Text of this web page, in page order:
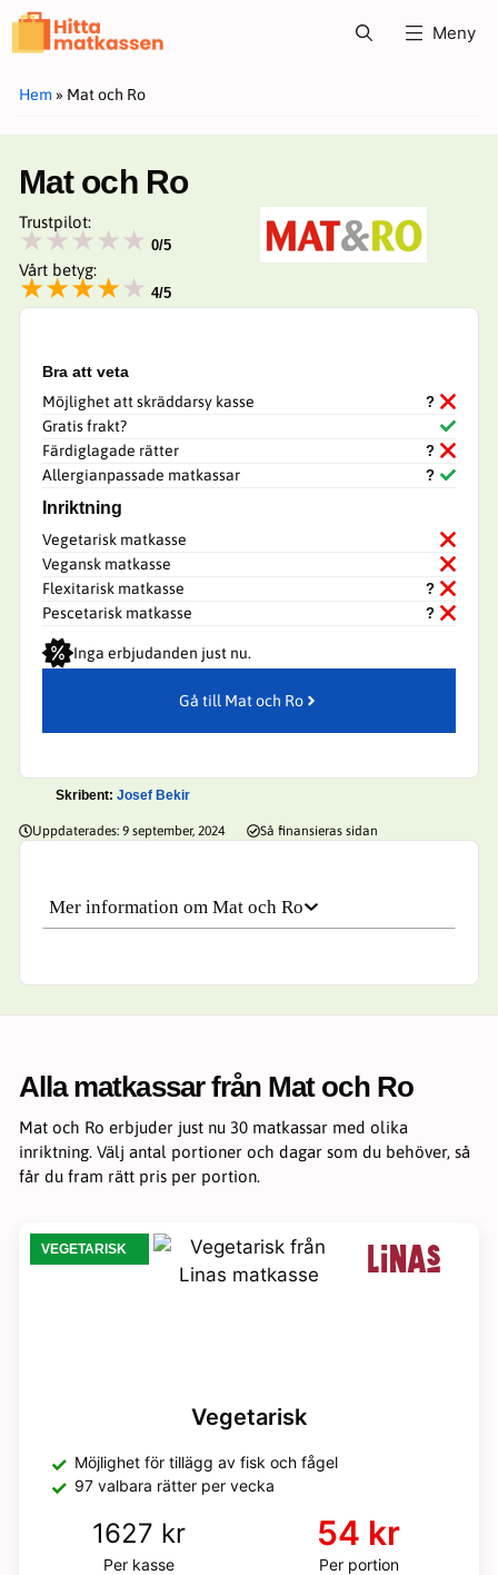
Hoppa
Meny
Hem » Mat och Ro
Mat och Ro
Trustpilot:
★★★★★ 0/5
Vårt betyg:
★★★★★ 4/5
Bra att veta
Möjlighet att skräddarsy kasse
Gratis frakt?
Färdiglagade rätter
Allergianpassade matkassar
Inriktning
Vegetarisk matkasse
Vegansk matkasse
Flexitarisk matkasse
Pescetarisk matkasse
Inga erbjudanden just nu.
Gå till Mat och Ro
Skribent: Josef Bekir
Uppdaterades: 9 september, 2024 Så finansieras sidan
Mer information om Mat och Ro
Alla matkassar från Mat och Ro
Mat och Ro erbjuder just nu 30 matkassar med olika
inriktning. Välj antal portioner och dagar som du behöver, så
får du fram rätt pris per portion.
VEGETARISK
Vegetarisk
Möjlighet för tillägg av fisk och fågel
97 valbara rätter per vecka
1627 kr
Per kasse
54 kr
Per portion
Nödvändiga
Dessa kakor
går inte att
att hemsidan
över huvud
förbättra
funktionalitet
och
uppbyggnad,
baserat på
kakorna
kommer viss
att försvinna
hemsidan.